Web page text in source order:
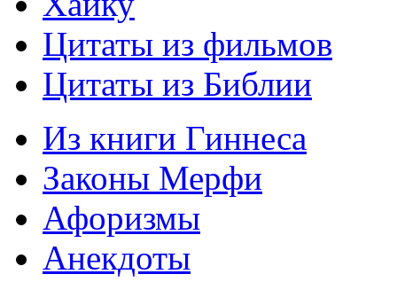
Цитаты из фильмов
Цитаты из Библии
Из книги Гиннеса
Законы Мерфи
Афоризмы
Анекдоты